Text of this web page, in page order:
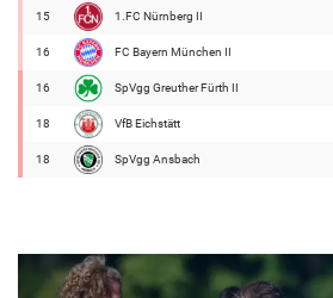
15 1.FC Nürnberg II
16 FC Bayern München II
16 SpVgg Greuther Fürth II
18 VfB Eichstätt
18 SpVgg Ansbach